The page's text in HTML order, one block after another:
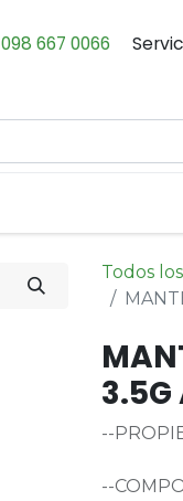
098 667 0066
Todos
3.5G
--
--